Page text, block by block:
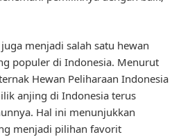
menjadi salah satu hewan
populer di Indonesia. Menurut
Hewan Peliharaan Indonesia
anjing di Indonesia terus
Hal ini menunjukkan
menjadi pilihan favorit